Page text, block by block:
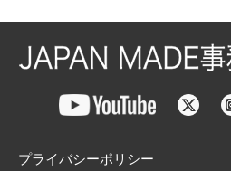
プライバシーポリシー